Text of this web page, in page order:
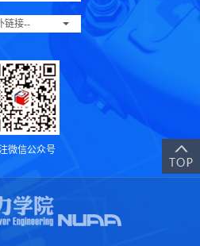
链接--
微信公众号